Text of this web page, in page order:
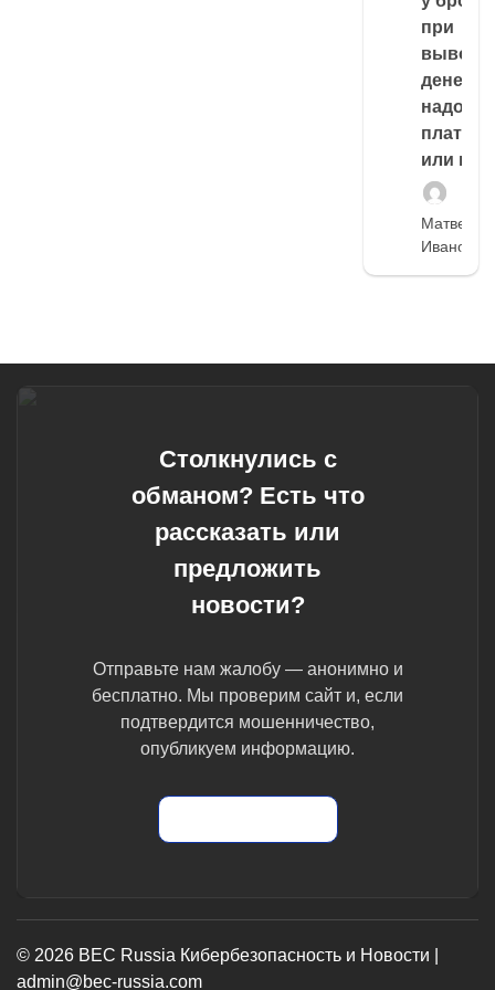
при
выводе
денег,
надо
платить
или
Матвей
Иванов
Столкнулись с
обманом? Есть что
рассказать или
предложить
новости?
Отправьте нам жалобу — анонимно и
бесплатно. Мы проверим сайт и, если
подтвердится мошенничество,
опубликуем информацию.
© 2026 BEC Russia Кибербезопасность и Новости |
admin@bec-russia.com